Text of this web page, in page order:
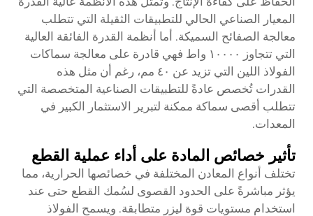
المعيار الصناعي الحالي للتطبيقات الثقيلة التي تتطلب
معالجة الصفائح السميكة. أما أنظمة القدرة الفائقة العالية
التي تتجاوز ١٠٠٠٠ واط فهي قادرة على معالجة سماكات
الفولاذ اللين التي تزيد عن ٤٠ مم، رغم أن مثل هذه
القدرات تُخصص عادةً للتطبيقات الصناعية المتخصصة التي
تتطلب أقصى سماكة ممكنة لتبرير الاستثمار الكبير في
المعدات.
تأثير خصائص المادة على أداء عملية القطع
تختلف أنواع المعادن المختلفة في خصائصها الحرارية، مما
يؤثر مباشرةً على الحدود القصوى لسُمك القطع حتى عند
استخدام مستويات قوة ليزر متطابقة. ويسمح الفولاذ